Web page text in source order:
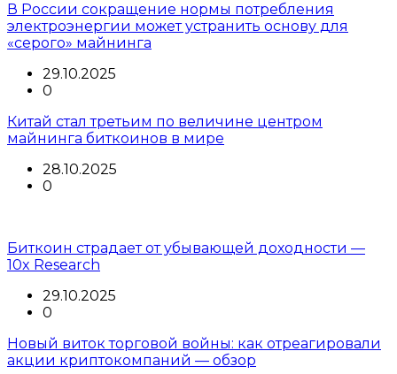
В России сокращение нормы потребления
электроэнергии может устранить основу для
«серого» майнинга
29.10.2025
0
Китай стал третьим по величине центром
майнинга биткоинов в мире
28.10.2025
0
Биткоин страдает от убывающей доходности —
10x Research
29.10.2025
0
Новый виток торговой войны: как отреагировали
акции криптокомпаний — обзор